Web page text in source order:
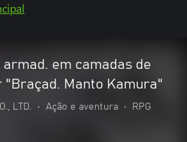
armad. em camadas de
"Braçad. Manto Kamura"
LTD. • Ação e aventura • RPG